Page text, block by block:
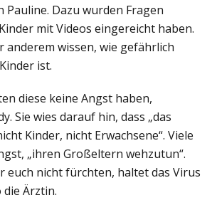
Pauline. Dazu wurden Fragen
mit Videos eingereicht haben.
anderem wissen, wie gefährlich
ist.
diese keine Angst haben,
Sie wies darauf hin, dass „das
Kinder, nicht Erwachsene“. Viele
„ihren Großeltern wehzutun“.
euch nicht fürchten, haltet das Virus
die Ärztin.